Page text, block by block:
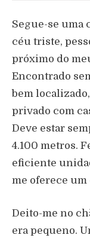
Segue-se uma
céu triste,
próximo do
Encontrado
bem
privado com
Deve estar
4.100 metros.
eficiente
me oferece
Deito-me no
era pequeno.